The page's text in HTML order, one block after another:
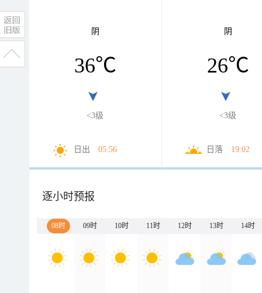
阴
36℃
<3级
日出 05:56
阴
26℃
<3级
日落 19:02
逐小时预报
08时 09时 10时 11时 12时 13时 14时